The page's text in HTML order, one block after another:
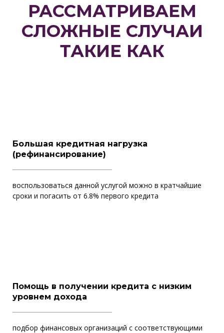
РАССМАТРИВАЕМ
СЛОЖНЫЕ СЛУЧАИ
ТАКИЕ КАК
Большая кредитная нагрузка
(рефинансирование)
воспользоваться данной услугой можно в кратчайшие
сроки и погасить от 6.8% первого кредита
Помощь в получении кредита с низким
уровнем дохода
подбор финансовых организаций с соответствующими